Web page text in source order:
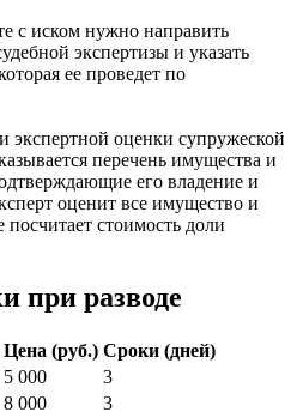
с иском нужно направить
экспертизы и указать
ее проведет по
экспертной оценки супружеской
перечень имущества и
его владение и
оценит все имущество и
посчитает стоимость доли
при разводе
Цена (руб.) Сроки (дней)
5 000
3
8 000
3